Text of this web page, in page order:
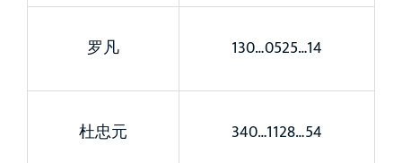
罗凡 130…0525…14
杜忠元 340…1128…54